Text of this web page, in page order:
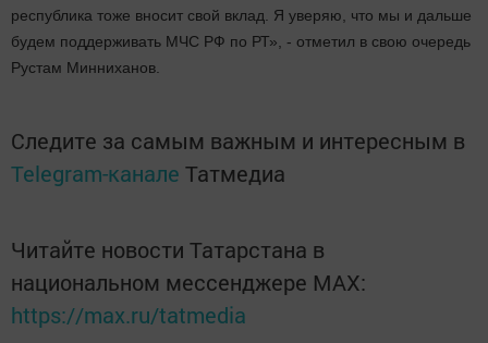
республика тоже вносит свой вклад. Я уверяю, что мы и дальше
будем поддерживать МЧС РФ по РТ», - отметил в свою очередь
Рустам Минниханов.
Следите за самым важным и интересным в
Telegram-канале Татмедиа
Читайте новости Татарстана в
национальном мессенджере MАХ:
https://max.ru/tatmedia